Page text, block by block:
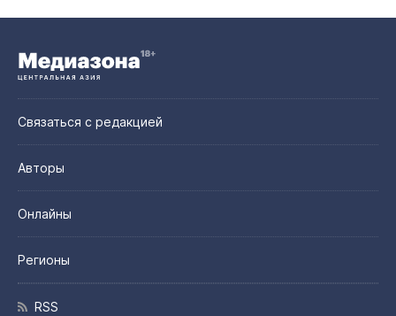
Связаться с редакцией
Авторы
Онлайны
Регионы
RSS